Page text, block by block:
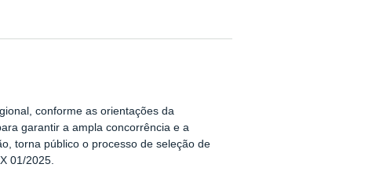
conforme as orientações da
garantir a ampla concorrência e a
torna público o processo de seleção de
01/2025.